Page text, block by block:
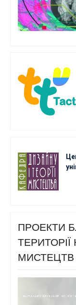
ПРОЕКТИ
ТЕРИТОРІЇ
МИСТЕЦТВ